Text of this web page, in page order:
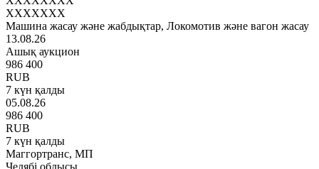
XXXXXXX
Машина жасау және жабдықтар, Локомотив және вагон жасау
13.08.26
Ашық аукцион
986 400
RUB
7 күн қалды
05.08.26
986 400
RUB
7 күн қалды
Маггортранс, МП